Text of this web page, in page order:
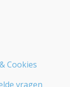
Cookies
vragen